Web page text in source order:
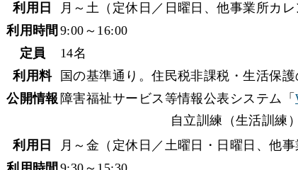
利用日
月～土（定休日／日曜日、他事業所カレ
利用時間 9:00～16:00
定員
14名
利用料
国の基準通り。住民税非課税・生活保護
公開情報 障害福祉サービス等情報公表システム「
自立訓練（生活訓練
利用日
月～金（定休日／土曜日・日曜日、他